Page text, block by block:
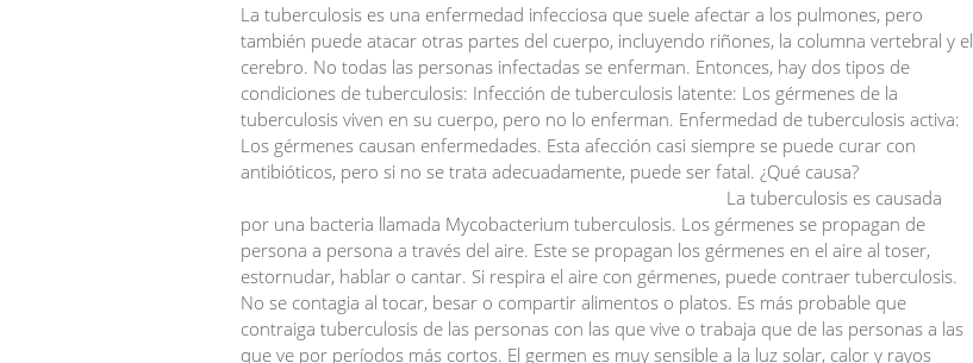
La tuberculosis es una enfermedad infecciosa que suele afectar a los pulmones, pero
también puede atacar otras partes del cuerpo, incluyendo riñones, la columna vertebral y el
cerebro. No todas las personas infectadas se enferman. Entonces, hay dos tipos de
condiciones de tuberculosis: Infección de tuberculosis latente: Los gérmenes de la
tuberculosis viven en su cuerpo, pero no lo enferman. Enfermedad de tuberculosis activa:
Los gérmenes causan enfermedades. Esta afección casi siempre se puede curar con
antibióticos, pero si no se trata adecuadamente, puede ser fatal. ¿Qué causa?
La tuberculosis es causada
por una bacteria llamada Mycobacterium tuberculosis. Los gérmenes se propagan de
persona a persona a través del aire. Este se propagan los gérmenes en el aire al toser,
estornudar, hablar o cantar. Si respira el aire con gérmenes, puede contraer tuberculosis.
No se contagia al tocar, besar o compartir alimentos o platos. Es más probable que
contraiga tuberculosis de las personas con las que vive o trabaja que de las personas a las
que ve por períodos más cortos. El germen es muy sensible a la luz solar, calor y rayos